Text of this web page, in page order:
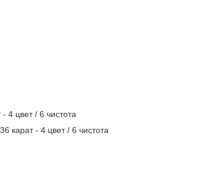
4 цвет / 6 чистота
карат - 4 цвет / 6 чистота